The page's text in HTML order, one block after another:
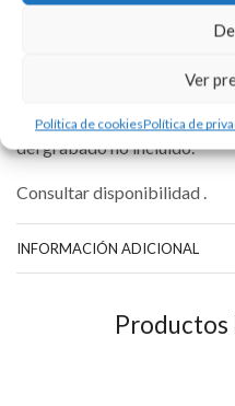
Ver
Política de cookiesPolítica de
Cruz de plata 925 con
Disponible en diferentes
Se puede personalizar con
del grabado no incluído.
Consultar disponibilidad .
INFORMACIÓN ADICIONAL
Productos